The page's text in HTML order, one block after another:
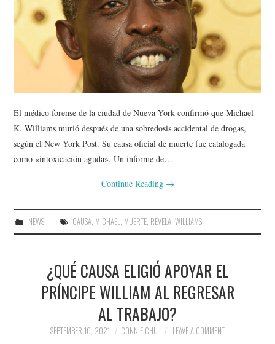
SPORTS
TECHNOLOGY
El médico forense de la ciudad de Nueva York confirmó que Michael
K. Williams murió después de una sobredosis accidental de drogas,
según el New York Post. Su causa oficial de muerte fue catalogada
como «intoxicación aguda». Un informe de…
Continue Reading →
NEWS CAUSA, MICHAEL, MUERTE, REVELA, WILLIAMS
¿QUÉ CAUSA ELIGIÓ APOYAR EL
PRÍNCIPE WILLIAM AL REGRESAR
AL TRABAJO?
SEPTEMBER 10, 2021 CONNIE CHU LEAVE A COMMENT